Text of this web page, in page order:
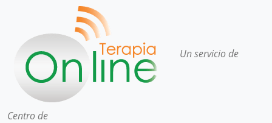
Un servicio de
Centro de